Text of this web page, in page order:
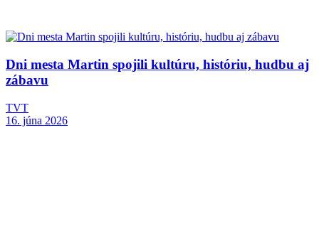
Dni mesta Martin spojili kultúru, históriu, hudbu aj
zábavu
TVT
16. júna 2026